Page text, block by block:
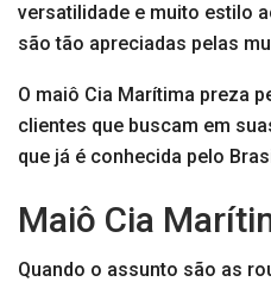
versatilidade e muito estilo
são tão apreciadas pelas
O maiô Cia Marítima preza
clientes que buscam em
que já é conhecida pelo
Maiô Cia
Quando o assunto são as